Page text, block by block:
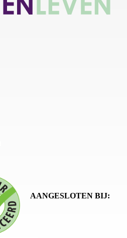
AANGESLOTEN BIJ: